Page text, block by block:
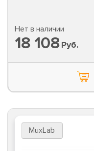
Нет в наличии
18 108Руб.
MuxLab